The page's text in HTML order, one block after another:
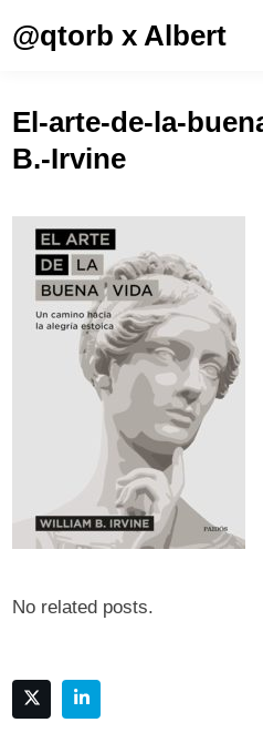
@qtorb x Albert
El-arte-de-la-
B.-Irvine
No related posts.